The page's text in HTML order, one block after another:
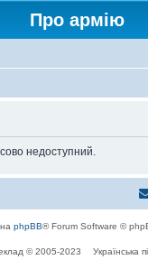
Про армію
недоступний.
phpBB® Forum Software ©
© 2005-2023 Українська